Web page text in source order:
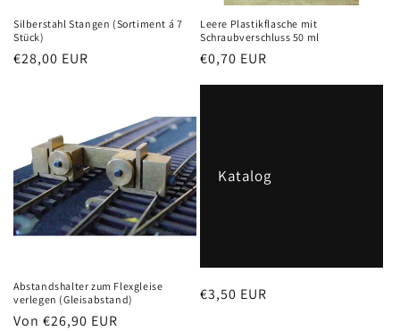
Silberstahl Stangen (Sortiment á 7
Stück)
Normaler
€28,00 EUR
Leere Plastikflasche mit
Schraubverschluss 50 ml
Normaler
€0,70 EUR
Abstandshalter zum Flexgleise
verlegen (Gleisabstand)
Normaler
Von €26,90 EUR
Katalog
Normaler
€3,50 EUR